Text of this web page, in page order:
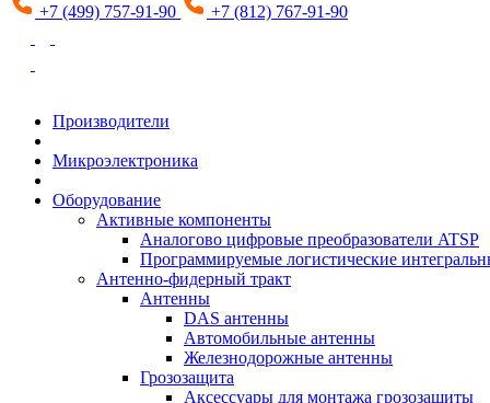
+7 (499) 757-91-90 +7 (812) 767-91-90
Производители
Микроэлектроника
Оборудование
Активные компоненты
Аналогово цифровые преобразователи ATSP
Программируемые логистические
Антенно-фидерный тракт
Антенны
DAS антенны
Автомобильные антенны
Железнодорожные антенны
Грозозащита
Аксессуары для монтажа грозозащиты